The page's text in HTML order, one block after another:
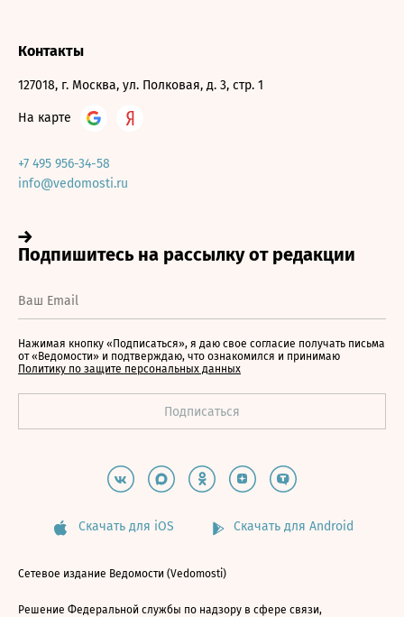
Контакты
127018, г. Москва, ул. Полковая, д. 3, стр. 1
На карте
+7 495 956-34-58
info@vedomosti.ru
Нажимая кнопку «Подписаться», я даю свое согласие получать письма
от «Ведомости» и подтверждаю, что ознакомился и принимаю
Политику по защите персональных данных
Скачать для iOS Скачать для Android
Сетевое издание Ведомости (Vedomosti)
Решение Федеральной службы по надзору в сфере связи,